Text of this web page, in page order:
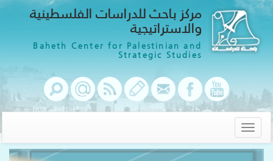
مركز باحث للدراسات الفلسطينية
والاستراتيجية
Baheth Center for Palestinian and
Strategic Studies
Toggle
navigation